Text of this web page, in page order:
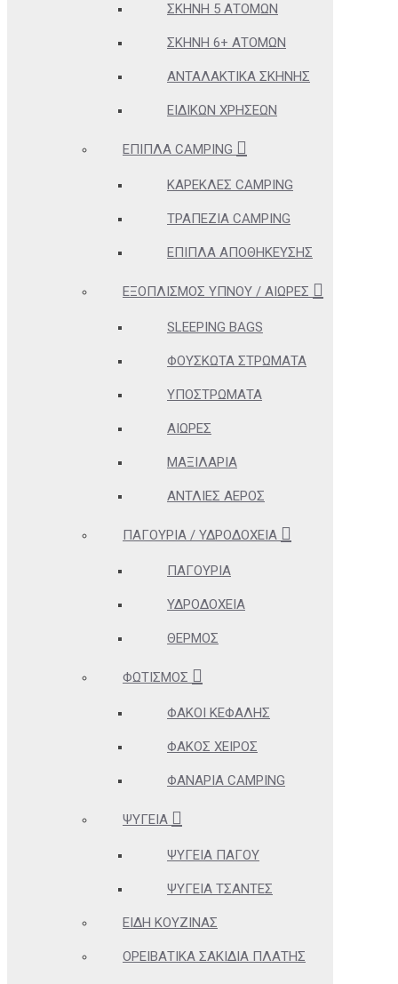
ΣΚΗΝΉ 5 ΑΤΌΜΩΝ
ΣΚΗΝΉ 6+ ΑΤΌΜΩΝ
ΑΝΤΑΛΑΚΤΙΚΆ ΣΚΗΝΉΣ
ΕΙΔΙΚΏΝ ΧΡΉΣΕΩΝ
ΈΠΙΠΛΑ CAMPING
ΚΑΡΈΚΛΕΣ CAMPING
ΤΡΑΠΈΖΙΑ CAMPING
ΈΠΙΠΛΑ ΑΠΟΘΉΚΕΥΣΗΣ
ΕΞΟΠΛΙΣΜΌΣ ΎΠΝΟΥ / ΑΙΏΡΕΣ
SLEEPING BAGS
ΦΟΥΣΚΩΤΆ ΣΤΡΏΜΑΤΑ
ΥΠΟΣΤΡΏΜΑΤΑ
ΑΙΏΡΕΣ
ΜΑΞΙΛΆΡΙΑ
ΑΝΤΛΊΕΣ ΑΈΡΟΣ
ΠΑΓΟΎΡΙΑ / ΥΔΡΟΔΟΧΕΊΑ
ΠΑΓΟΎΡΙΑ
ΥΔΡΟΔΟΧΕΊΑ
ΘΕΡΜΌΣ
ΦΩΤΙΣΜΌΣ
ΦΑΚΟΊ ΚΕΦΑΛΉΣ
ΦΑΚΌΣ ΧΕΙΡΌΣ
ΦΑΝΆΡΙΑ CAMPING
ΨΥΓΕΊΑ
ΨΥΓΕΊΑ ΠΆΓΟΥ
ΨΥΓΕΊΑ ΤΣΆΝΤΕΣ
ΕΊΔΗ ΚΟΥΖΊΝΑΣ
ΟΡΕΙΒΑΤΙΚΆ ΣΑΚΊΔΙΑ ΠΛΆΤΗΣ